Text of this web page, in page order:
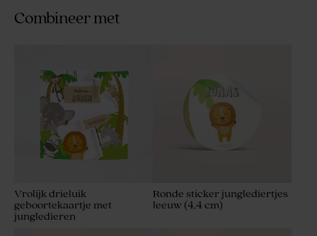
Combineer met
Vrolijk drieluik
geboortekaartje met
jungledieren
Ronde sticker junglediertjes
leeuw (4,4 cm)